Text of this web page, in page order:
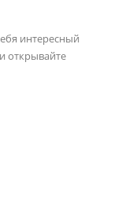
интересный
открывайте